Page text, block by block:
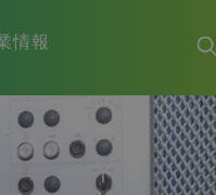
情報